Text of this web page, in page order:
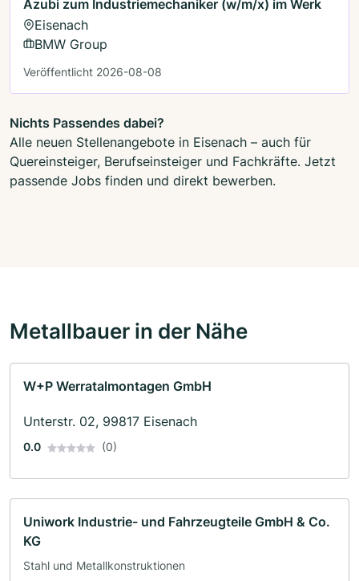
Azubi zum Industriemechaniker (w/m/x) im Werk
Eisenach
BMW Group
Veröffentlicht 2026-08-08
Nichts Passendes dabei?
Alle neuen Stellenangebote in Eisenach – auch für
Quereinsteiger, Berufseinsteiger und Fachkräfte. Jetzt
passende Jobs finden und direkt bewerben.
Metallbauer in der Nähe
W+P Werratalmontagen GmbH
Unterstr. 02, 99817 Eisenach
0.0 (0)
Uniwork Industrie- und Fahrzeugteile GmbH & Co.
KG
Stahl und Metallkonstruktionen